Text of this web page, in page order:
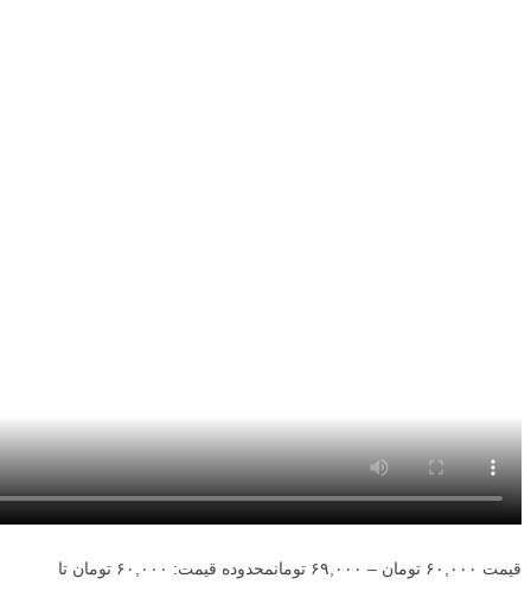
قیمت ۶۰,۰۰۰ تومان – ۶۹,۰۰۰ تومان
محدوده قیمت: ۶۰,۰۰۰ تومان تا